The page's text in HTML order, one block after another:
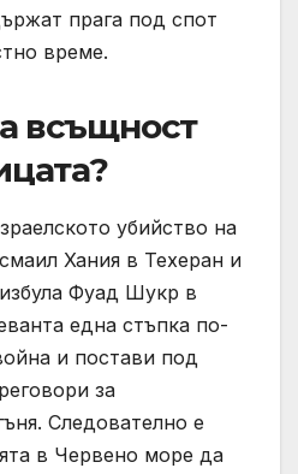
прага под спот
време.
всъщност
убийство на
Хания в Техеран и
Фуад Шукр в
една стъпка по-
и постави под
за
Следователно е
в Червено море да